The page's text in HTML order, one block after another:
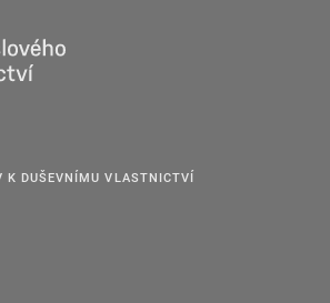
K DUŠEVNÍMU VLASTNICTVÍ